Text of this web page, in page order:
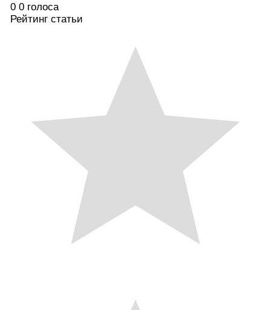
0 0 голоса
Рейтинг статьи